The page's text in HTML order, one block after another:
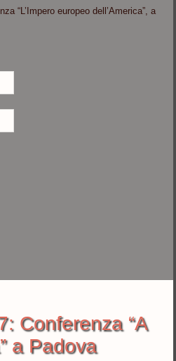
“L’Impero europeo dell’America”, a
Conferenza “A
a Padova